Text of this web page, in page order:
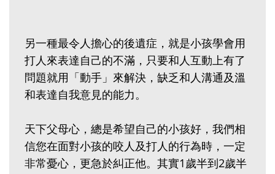
另一種最令人擔心的後遺症，就是小孩學會用
打人來表達自己的不滿，只要和人互動上有了
問題就用「動手」來解決，缺乏和人溝通及溫
和表達自我意見的能力。
天下父母心，總是希望自己的小孩好，我們相
信您在面對小孩的咬人及打人的行為時，一定
非常憂心，更急於糾正他。其實1歲半到2歲半